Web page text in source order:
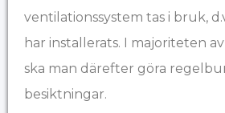
ventilationssystem tas i bruk,
har installerats. I majoriteten
ska man därefter göra
besiktningar.